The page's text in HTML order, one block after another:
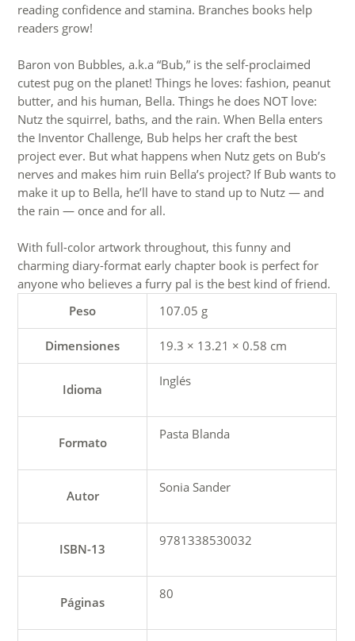
reading confidence and stamina. Branches books help
readers grow!
Baron von Bubbles, a.k.a “Bub,” is the self-proclaimed
cutest pug on the planet! Things he loves: fashion, peanut
butter, and his human, Bella. Things he does NOT love:
Nutz the squirrel, baths, and the rain. When Bella enters
the Inventor Challenge, Bub helps her craft the best
project ever. But what happens when Nutz gets on Bub’s
nerves and makes him ruin Bella’s project? If Bub wants to
make it up to Bella, he’ll have to stand up to Nutz — and
the rain — once and for all.
With full-color artwork throughout, this funny and
charming diary-format early chapter book is perfect for
anyone who believes a furry pal is the best kind of friend.
Peso
107.05 g
Dimensiones 19.3 × 13.21 × 0.58 cm
Idioma
Inglés
Formato
Pasta Blanda
Autor
Sonia Sander
ISBN-13
9781338530032
Páginas
80